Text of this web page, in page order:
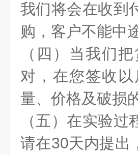
我们将会在收到
购，客户不能中
（四）当我们
对，在您签收
量、价格及破损
（五）在实验
请在30天内提出